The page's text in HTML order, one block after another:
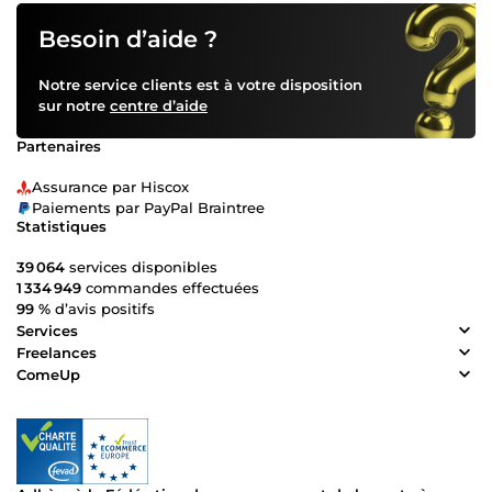
Besoin d’aide ?
Notre service clients est à votre disposition
sur notre centre d’aide
Partenaires
Assurance par Hiscox
Paiements par PayPal Braintree
Statistiques
39 064 services disponibles
1 334 949 commandes effectuées
99 % d’avis positifs
Services
Freelances
ComeUp